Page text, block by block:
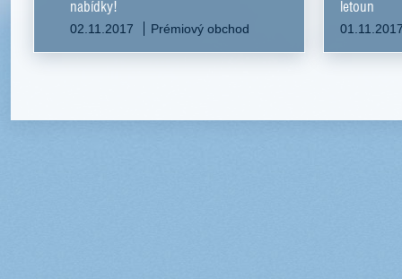
nabídky!
02.11.2017 Prémiový obchod
letoun